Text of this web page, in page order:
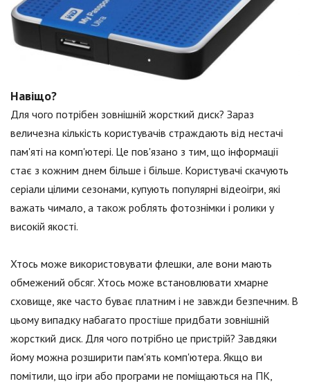
Навіщо?
Для чого потрібен зовнішній жорсткий диск? Зараз
величезна кількість користувачів страждають від нестачі
пам'яті на комп'ютері. Це пов'язано з тим, що інформації
стає з кожним днем більше і більше. Користувачі скачують
серіали цілими сезонами, купують популярні відеоігри, які
важать чимало, а також роблять фотознімки і ролики у
високій якості.
Хтось може використовувати флешки, але вони мають
обмежений обсяг. Хтось може встановлювати хмарне
сховище, яке часто буває платним і не завжди безпечним. В
цьому випадку набагато простіше придбати зовнішній
жорсткий диск. Для чого потрібно це пристрій? Завдяки
йому можна розширити пам'ять комп'ютера. Якщо ви
помітили, що ігри або програми не поміщаються на ПК,